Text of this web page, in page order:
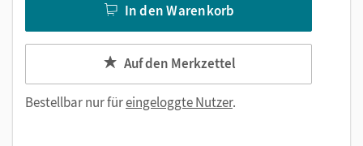
In den Warenkorb
Auf den Merkzettel
Bestellbar nur füreingeloggte Nutzer.